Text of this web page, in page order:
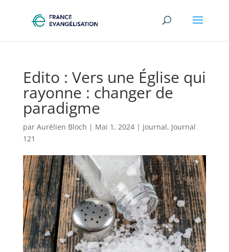
Edito : Vers une Église qui
rayonne : changer de
paradigme
par Aurélien Bloch | Mai 1, 2024| Journal, Journal
121